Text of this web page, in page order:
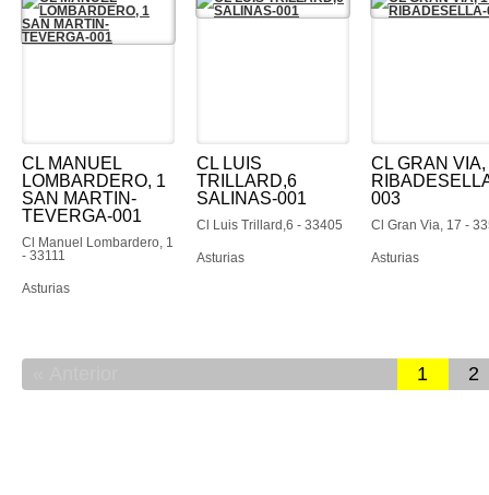
CL MANUEL
LOMBARDERO, 1
SAN MARTIN-
TEVERGA-001
Cl Manuel Lombardero, 1
- 33111
Asturias
CL LUIS
TRILLARD,6
SALINAS-001
Cl Luis Trillard,6 - 33405
Asturias
CL GRAN VIA,
003
Cl Gran Via, 17 -
Asturias
1 2